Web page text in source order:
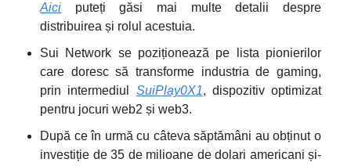
Aici puteți găsi mai multe detalii despre
distribuirea și rolul acestuia.
Sui Network se poziționează pe lista pionierilor
care doresc să transforme industria de gaming,
prin intermediul SuiPlay0X1, dispozitiv optimizat
pentru jocuri web2 și web3.
După ce în urmă cu câteva săptămâni au obținut o
investiție de 35 de milioane de dolari americani și-